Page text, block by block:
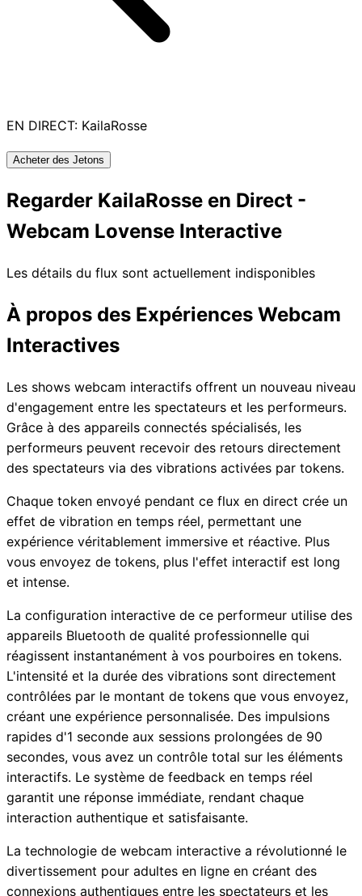
EN DIRECT: KailaRosse
Acheter des Jetons
Regarder KailaRosse en Direct -
Webcam Lovense Interactive
Les détails du flux sont actuellement indisponibles
À propos des Expériences Webcam
Interactives
Les shows webcam interactifs offrent un nouveau niveau
d'engagement entre les spectateurs et les performeurs.
Grâce à des appareils connectés spécialisés, les
performeurs peuvent recevoir des retours directement
des spectateurs via des vibrations activées par tokens.
Chaque token envoyé pendant ce flux en direct crée un
effet de vibration en temps réel, permettant une
expérience véritablement immersive et réactive. Plus
vous envoyez de tokens, plus l'effet interactif est long
et intense.
La configuration interactive de ce performeur utilise des
appareils Bluetooth de qualité professionnelle qui
réagissent instantanément à vos pourboires en tokens.
L'intensité et la durée des vibrations sont directement
contrôlées par le montant de tokens que vous envoyez,
créant une expérience personnalisée. Des impulsions
rapides d'1 seconde aux sessions prolongées de 90
secondes, vous avez un contrôle total sur les éléments
interactifs. Le système de feedback en temps réel
garantit une réponse immédiate, rendant chaque
interaction authentique et satisfaisante.
La technologie de webcam interactive a révolutionné le
divertissement pour adultes en ligne en créant des
connexions authentiques entre les spectateurs et les